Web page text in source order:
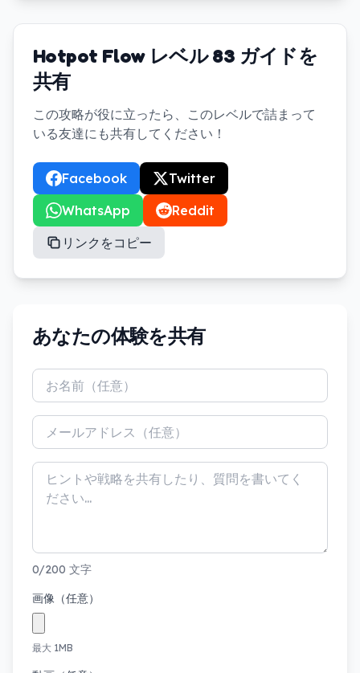
Hotpot Flow レベル 83 ガイドを
共有
この攻略が役に立ったら、このレベルで詰まって
いる友達にも共有してください！
Facebook
Twitter
WhatsApp
Reddit
リンクをコピー
あなたの体験を共有
0/200 文字
画像（任意）
最大 1MB